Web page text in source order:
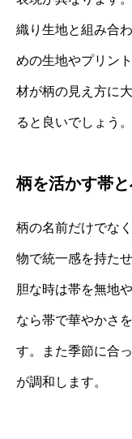
織り生地と組み合
めの生地やプリン
材が柄の見え方に
ると良いでしょう。
柄を活かす帯
柄の名前だけでな
物で統一感を持た
胆な時は帯を無地
なら帯で華やかさ
す。また季節に合
が調和します。